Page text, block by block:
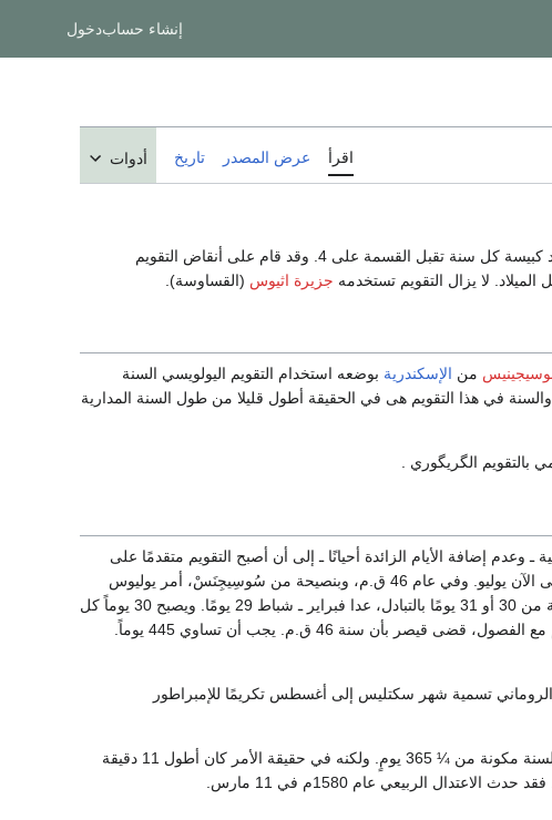
إنشاء حسابدخول
اقرأ عرض المصدر تاريخ أدوات
وفيه تعد كبيسة كل سنة تقبل القسمة على 4. وقد قام على أنقاض التقويم
لا يزال التقويم تستخدمه جزيرة اثيوس (القساوسة).
من الإسكندرية بوضعه استخدام التقويم اليولويسي السنة
في هذا التقويم هى في الحقيقة أطول قليلا من طول السنة المدارية
بالتقويم الگريگوري .
إضافة الأيام الزائدة أحيانًا ـ إلى أن أصبح التقويم متقدمًا على
الفصول نحو ثلاثة أشهر تقريبًا. فحل الشتاء في شهر سبتمبر، وجاء الخريف في الشهر المسمى الآن يوليو. وفي عام 46 ق.م، وبنصيحة من سُوسِيجِنَسْ، أمر يوليوس
قيصر الرومان بغض النظر عن القمر في حسابات تقاويمهم. وقسم السنة إلى 12 شهرًا مكونة من 30 أو 31 يومًا بالتبادل، عدا فبراير ـ شباط 29 يومًا. ويصبح 30 يوماً كل
أربع سنوات. وقد نقل بداية السنة من أول مارس إلى الأول من يناير. وحتى يبدأ ضبط التقويم مع الفصول، قضى قيصر بأن سنة 46 ق.م. يجب أن تساوي 445 يوماً.
تسمية شهر سكتليس إلى أغسطس تكريمًا للإمبراطور
استعمل التقويم الجولياني على نطاق واسع لأكثر من 1,500 سنة. وقد عمل على أساس أن السنة مكونة من ¼ 365 يومٍ. ولكنه في حقيقة الأمر كان أطول 11 دقيقة